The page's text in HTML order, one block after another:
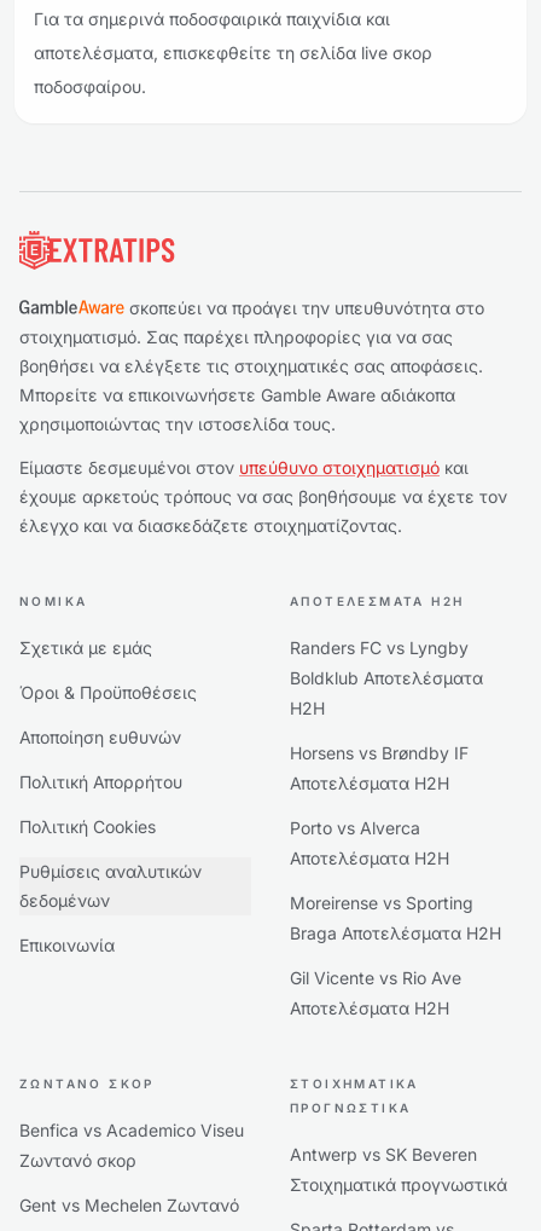
Για τα σημερινά ποδοσφαιρικά παιχνίδια και
αποτελέσματα, επισκεφθείτε τη σελίδα live σκορ
ποδοσφαίρου.
σκοπεύει να προάγει την υπευθυνότητα στο
στοιχηματισμό. Σας παρέχει πληροφορίες για να σας
βοηθήσει να ελέγξετε τις στοιχηματικές σας αποφάσεις.
Μπορείτε να επικοινωνήσετε Gamble Aware αδιάκοπα
χρησιμοποιώντας την ιστοσελίδα τους.
Είμαστε δεσμευμένοι στον υπεύθυνο στοιχηματισμό και
έχουμε αρκετούς τρόπους να σας βοηθήσουμε να έχετε τον
έλεγχο και να διασκεδάζετε στοιχηματίζοντας.
ΝΟΜΙΚΆ
Σχετικά με εμάς
Όροι & Προϋποθέσεις
Αποποίηση ευθυνών
Πολιτική Απορρήτου
Πολιτική Cookies
Ρυθμίσεις αναλυτικών
δεδομένων
Επικοινωνία
ΑΠΟΤΕΛΈΣΜΑΤΑ H2H
Randers FC vs Lyngby
Boldklub Αποτελέσματα
H2H
Horsens vs Brøndby IF
Αποτελέσματα H2H
Porto vs Alverca
Αποτελέσματα H2H
Moreirense vs Sporting
Braga Αποτελέσματα H2H
Gil Vicente vs Rio Ave
Αποτελέσματα H2H
ΖΩΝΤΑΝΌ ΣΚΟΡ
Benfica vs Academico Viseu
Ζωντανό σκορ
Gent vs Mechelen Ζωντανό
ΣΤΟΙΧΗΜΑΤΙΚΆ
ΠΡΟΓΝΩΣΤΙΚΆ
Antwerp vs SK Beveren
Στοιχηματικά προγνωστικά